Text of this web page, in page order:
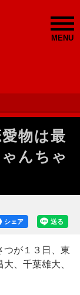
MENU
物は最
んちゃ
送る
シェア
が１３日、東
、千葉雄大、